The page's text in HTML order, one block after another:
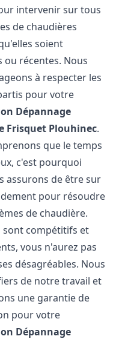
intervenir sur tous
de chaudières
soient
ou récentes. Nous
à respecter les
pour votre
Dépannage
Frisquet Plouhinec.
que le temps
c'est pourquoi
assurons de être sur
pour résoudre
de chaudière.
sont compétitifs et
vous n'aurez pas
désagréables. Nous
de notre travail et
une garantie de
pour votre
Dépannage